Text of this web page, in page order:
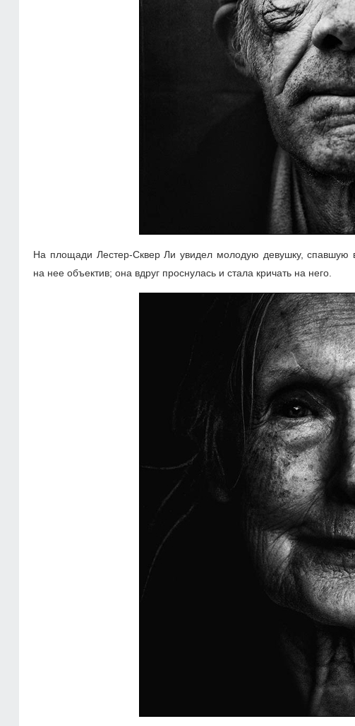
На площади Лестер-Сквер Ли увидел молодую девушку,
на нее объектив; она вдруг проснулась и стала кричать на него.